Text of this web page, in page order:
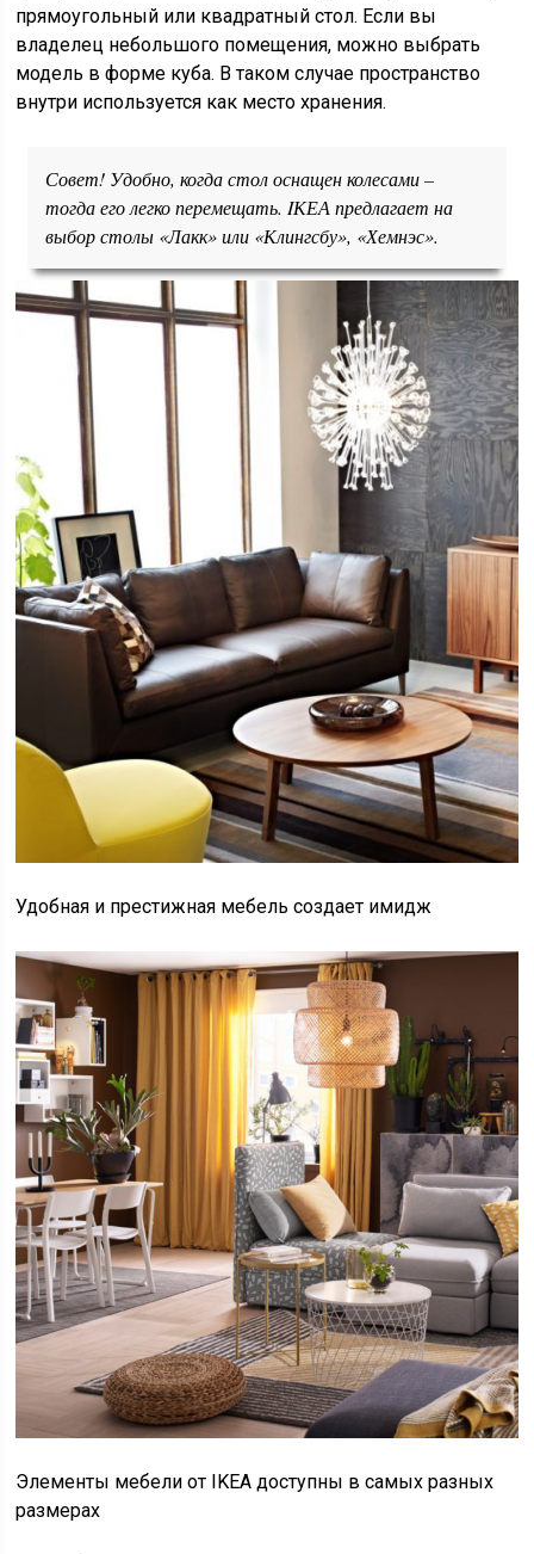
прямоугольный или квадратный стол. Если вы
владелец небольшого помещения, можно выбрать
модель в форме куба. В таком случае пространство
внутри используется как место хранения.
Совет! Удобно, когда стол оснащен колесами –
тогда его легко перемещать. IКЕА предлагает на
выбор столы «Лакк» или «Клингсбу», «Хемнэс».
Удобная и престижная мебель создает имидж
Элементы мебели от IKEA доступны в самых разных
размерах